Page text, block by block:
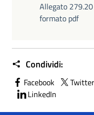
Allegato 279.20
formato pdf
Condividi:
Facebook Twitter
LinkedIn